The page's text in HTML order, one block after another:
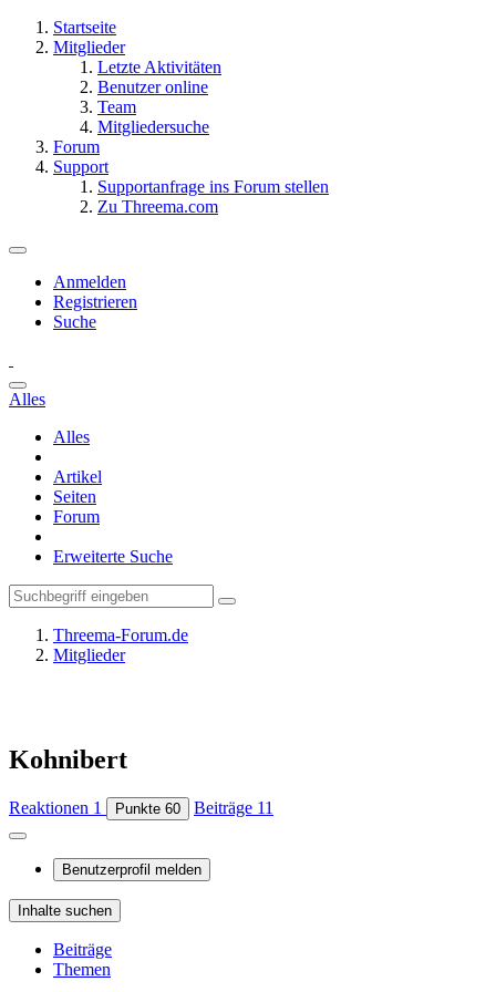
Startseite
Mitglieder
Letzte Aktivitäten
Benutzer online
Team
Mitgliedersuche
Forum
Support
Supportanfrage ins Forum stellen
Zu Threema.com
Anmelden
Registrieren
Suche
Alles
Alles
Artikel
Seiten
Forum
Erweiterte Suche
Threema-Forum.de
Mitglieder
Kohnibert
Reaktionen 1 Punkte 60 Beiträge 11
Benutzerprofil melden
Inhalte suchen
Beiträge
Themen